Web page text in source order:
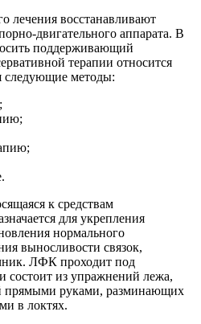
лечения восстанавливают
двигательного аппарата. В
поддерживающий
терапии относится
следующие методы:
к средствам
для укрепления
нормального
выносливости связок,
ЛФК проходит под
состоит из упражнений лежа,
прямыми руками, разминающих
в локтях.